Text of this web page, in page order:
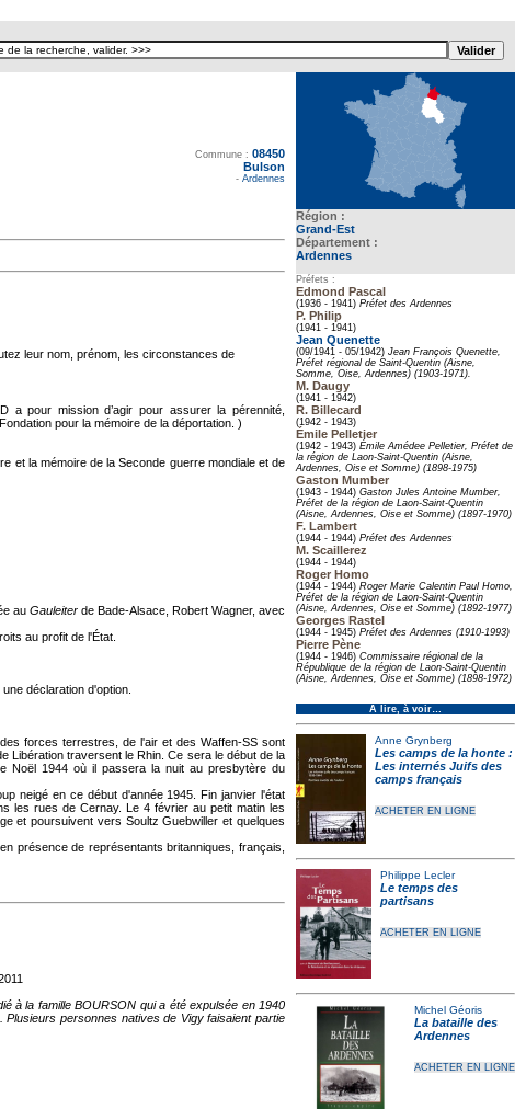
Région :
Grand-Est
Département :
Ardennes
Préfets :
Edmond Pascal
(1936 - 1941) Préfet des Ardennes
P. Philip
(1941 - 1941)
Jean Quenette
(09/1941 - 05/1942) Jean François Quenette,
Préfet régional de Saint-Quentin (Aisne,
Somme, Oise, Ardennes) (1903-1971).
M. Daugy
(1941 - 1942)
R. Billecard
(1942 - 1943)
Émile Pelletier
(1942 - 1943) Émile Amédee Pelletier, Préfet de
la région de Laon-Saint-Quentin (Aisne,
Ardennes, Oise et Somme) (1898-1975)
Gaston Mumber
(1943 - 1944) Gaston Jules Antoine Mumber,
Préfet de la région de Laon-Saint-Quentin
(Aisne, Ardennes, Oise et Somme) (1897-1970)
F. Lambert
(1944 - 1944) Préfet des Ardennes
M. Scaillerez
(1944 - 1944)
Roger Homo
(1944 - 1944) Roger Marie Calentin Paul Homo,
Préfet de la région de Laon-Saint-Quentin
(Aisne, Ardennes, Oise et Somme) (1892-1977)
Georges Rastel
(1944 - 1945) Préfet des Ardennes (1910-1993)
Pierre Pène
(1944 - 1946) Commissaire régional de la
République de la région de Laon-Saint-Quentin
(Aisne, Ardennes, Oise et Somme) (1898-1972)
À lire, à voir…
Anne Grynberg
Les camps de la honte :
Les internés Juifs des
camps français
ACHETER EN LIGNE
Philippe Lecler
Le temps des
partisans
ACHETER EN LIGNE
Michel Géoris
La bataille des
Ardennes
ACHETER EN LIGNE
Commune : 08450
Bulson
- Ardennes
leur nom, prénom, les circonstances de
a pour mission d’agir pour assurer la pérennité,
pour la mémoire de la déportation. )
et la mémoire de la Seconde guerre mondiale et de
au Gauleiter de Bade-Alsace, Robert Wagner, avec
au profit de l'État.
déclaration d'option.
forces terrestres, de l'air et des Waffen-SS sont
Libération traversent le Rhin. Ce sera le début de la
Noël 1944 où il passera la nuit au presbytère du
neigé en ce début d'année 1945. Fin janvier l'état
les rues de Cernay. Le 4 février au petit matin les
et poursuivent vers Soultz Guebwiller et quelques
présence de représentants britanniques, français,
à la famille BOURSON qui a été expulsée en 1940
personnes natives de Vigy faisaient partie